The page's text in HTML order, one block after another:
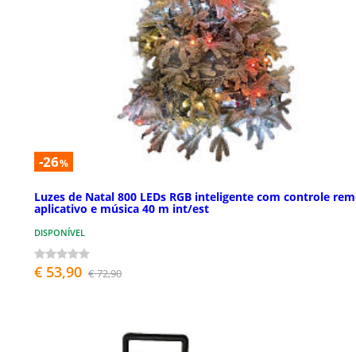
-26%
Luzes de Natal 800 LEDs RGB inteligente com controle
aplicativo e música 40 m int/est
DISPONÍVEL
€ 53,90 € 72,90